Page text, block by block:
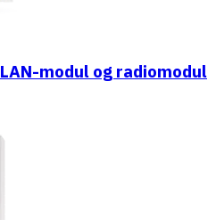
modul og radiomodul